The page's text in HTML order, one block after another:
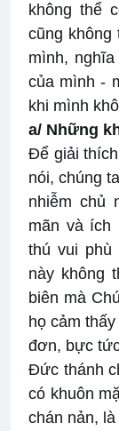
không thể
cũng không
mình,
của mình -
khi mình
a/ Những
Để giải
nói, chúng
nhiễm chủ
mãn và ích
thú vui phù
này không
biên mà
họ cảm
đơn, bực
Đức thánh
có khuôn
chán nản,